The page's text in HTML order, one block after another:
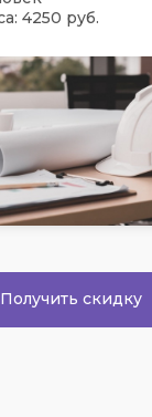
4250 руб.
Получить скидку